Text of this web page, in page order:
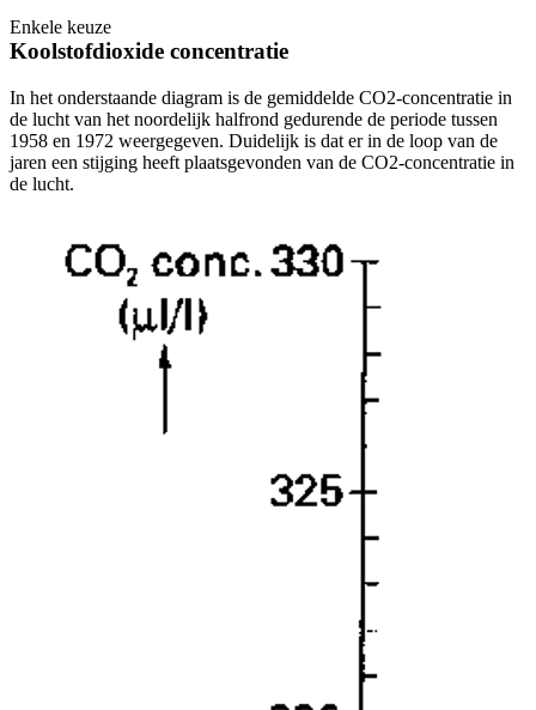
De uitleg gaat te langzaam
Enkele keuze
Koolstofdioxide concentratie
In het onderstaande diagram is de gemiddelde CO2-concentratie in
de lucht van het noordelijk halfrond gedurende de periode tussen
1958 en 1972 weergegeven. Duidelijk is dat er in de loop van de
jaren een stijging heeft plaatsgevonden van de CO2-concentratie in
de lucht.